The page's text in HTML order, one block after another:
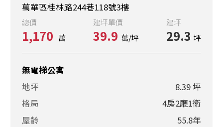
萬華區桂林路244巷118號3樓
總價
1,170 萬
建坪單價
39.9 萬/坪
建坪
29.3 坪
無電梯公寓
地坪
8.39 坪
格局
4房2廳1衛
屋齡
55.8年